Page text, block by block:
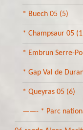
* Buech 05 (5)
* Champsaur 05
* Embrun Serre-
* Gap Val de
* Queyras 05 (6)
——- * Parc